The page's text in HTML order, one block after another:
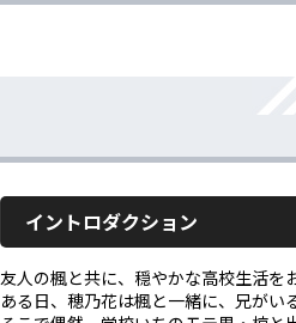
イントロダクション
友人の楓と共に、穏やかな高校生活を
ある日、穂乃花は楓と一緒に、兄がい